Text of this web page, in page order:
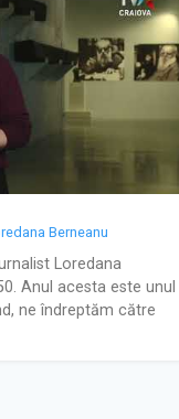
Berneanu
Loredana
Anul acesta este unul
ne îndreptăm către